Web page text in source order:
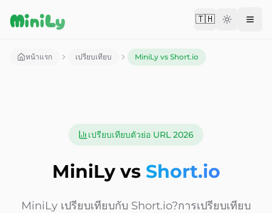
MiniLy 🇹🇭Change
หน้าแรก เปรียบเทียบ MiniLy vs Short.io
เปรียบเทียบตัวย่อ URL 2026
MiniLy vs Short.io
MiniLy เปรียบเทียบกับ Short.io?การเปรียบเทียบ